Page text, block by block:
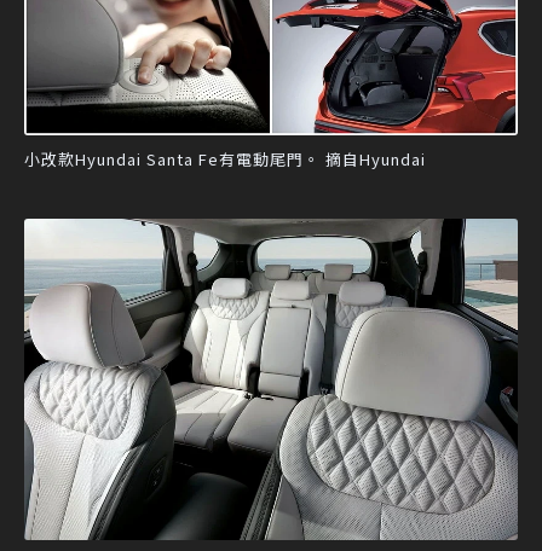
小改款Hyundai Santa Fe有電動尾門。 摘自Hyundai